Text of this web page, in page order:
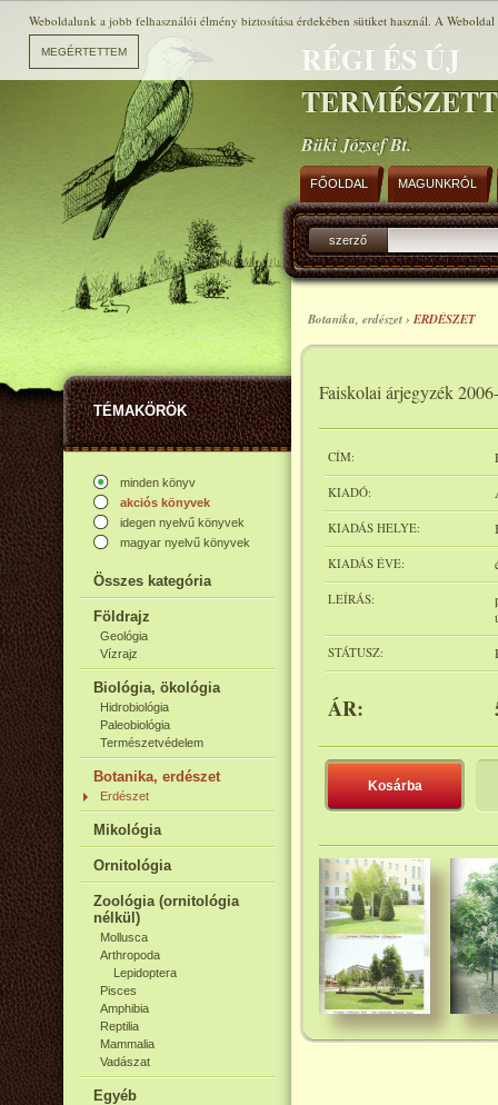
RÉGI ÉS ÚJ
Büki József Bt.
TÉMAKÖRÖK
minden könyv
akciós könyvek
idegen nyelvű könyvek
magyar nyelvű könyvek
Összes kategória
Földrajz
Geológia
Vízrajz
Biológia, ökológia
Hidrobiológia
Paleobiológia
Természetvédelem
Botanika, erdészet
Erdészet
Mikológia
Ornitológia
Zoológia (ornitológia
nélkül)
Mollusca
Arthropoda
Lepidoptera
Pisces
Amphibia
Reptilia
Mammalia
Vadászat
Egyéb
FŐOLDAL MAGUNKRÓL
szerző
Botanika, erdészet › ERDÉSZET
Faiskolai árjegyzék
CÍM:
KIADÓ:
KIADÁS HELYE:
KIADÁS ÉVE:
LEÍRÁS:
STÁTUSZ:
ÁR:
Kosárba
Weboldalunk a jobb felhasználói élmény biztosítása érdekében sütiket használ. A